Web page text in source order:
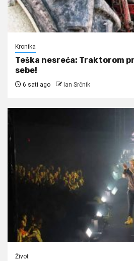
Kronika
Teška nesreća: Traktorom
sebe!
6 sati ago Ian Srčnik
Život